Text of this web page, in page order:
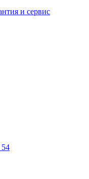
и сервис
54